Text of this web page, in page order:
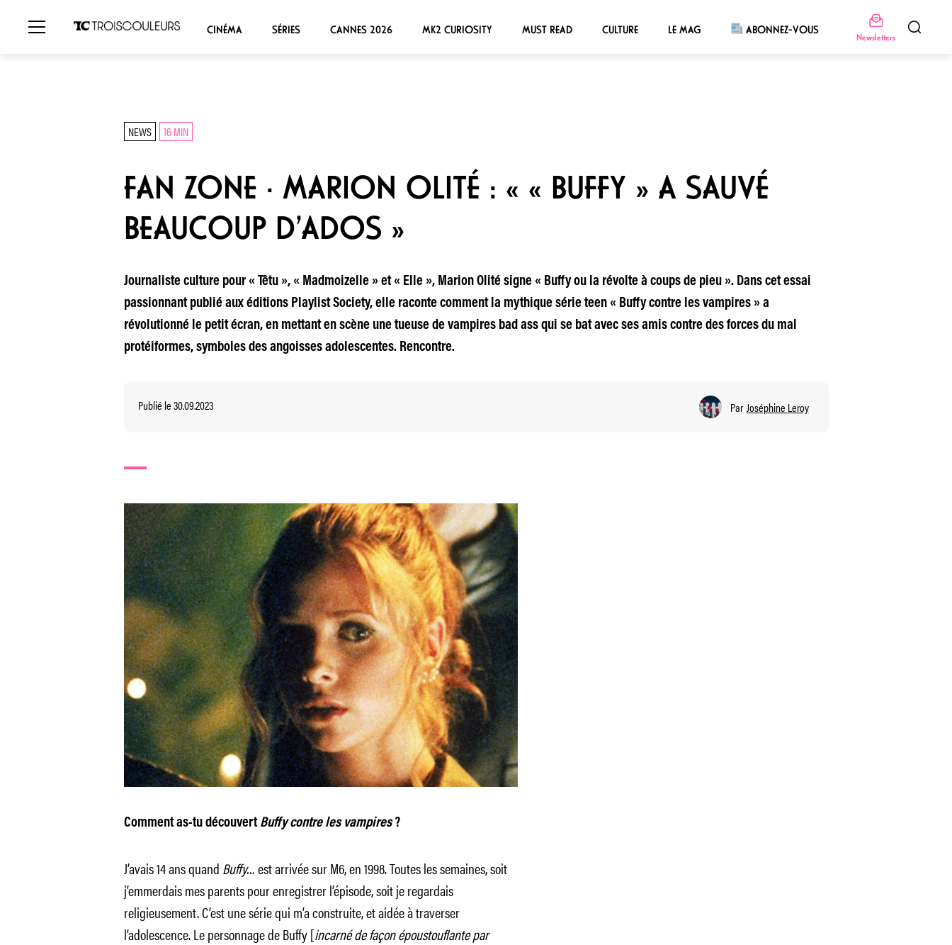
CINÉMA SÉRIES CANNES 2026 MK2 CURIOSITY MUST READ CULTURE LE MAG ABONNEZ-VOUS
Newsletters
NEWS 16 MIN
FAN ZONE · MARION OLITÉ : « « BUFFY » A SAUVÉ
BEAUCOUP D’ADOS »
Journaliste culture pour « Têtu », « Madmoizelle » et « Elle », Marion Olité signe « Buffy ou la révolte à coups de pieu ». Dans cet essai
passionnant publié aux éditions Playlist Society, elle raconte comment la mythique série teen « Buffy contre les vampires » a
révolutionné le petit écran, en mettant en scène une tueuse de vampires bad ass qui se bat avec ses amis contre des forces du mal
protéiformes, symboles des angoisses adolescentes. Rencontre.
Publié le 30.09.2023 Par Joséphine Leroy
Comment as-tu découvert Buffy contre les vampires?
J’avais 14 ans quand Buffy…est arrivée sur M6, en 1998. Toutes les semaines, soit
j’emmerdais mes parents pour enregistrer l’épisode, soit je regardais
religieusement. C’est une série qui m’a construite, et aidée à traverser
l’adolescence. Le personnage de Buffy [incarné de façon époustouflante par